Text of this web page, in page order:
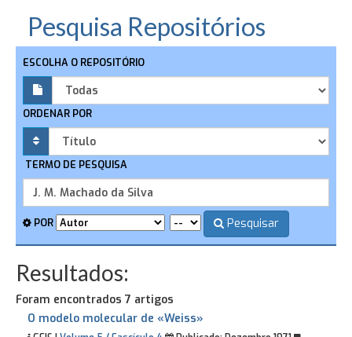
Pesquisa Repositórios
ESCOLHA O REPOSITÓRIO
ORDENAR POR
TERMO DE PESQUISA
POR Pesquisar
Resultados:
Foram encontrados 7 artigos
O modelo molecular de «Weiss»